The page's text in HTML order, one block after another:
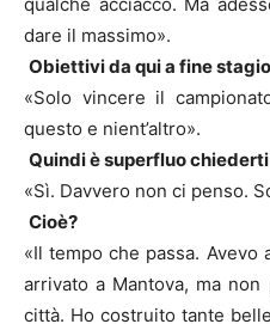
dare il massimo».
Obiettivi da qui a fine
«Solo vincere il
questo e nient’altro».
Quindi è superfluo
«Sì. Davvero non ci penso.
Cioè?
«Il tempo che passa. Avevo
arrivato a Mantova, ma
città. Ho costruito tante